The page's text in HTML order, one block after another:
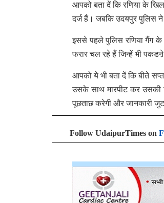
आपको बता दें कि रणिया के
दर्ज हैं। जबकि उदयपुर पुलिस ने
इससे पहले पुलिस रणिया गैंग के
फरार चल रहे हैं जिन्हें भी
आपको ये भी बता दें कि बीते
उसके साथ मारपीट कर उसकी
पूछताछ करेगी और जानकारी
Follow UdaipurTimes on